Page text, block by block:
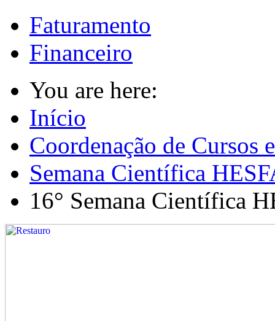
Faturamento
Financeiro
You are here:
Início
Coordenação de Cursos
Semana Científica
16° Semana Científica